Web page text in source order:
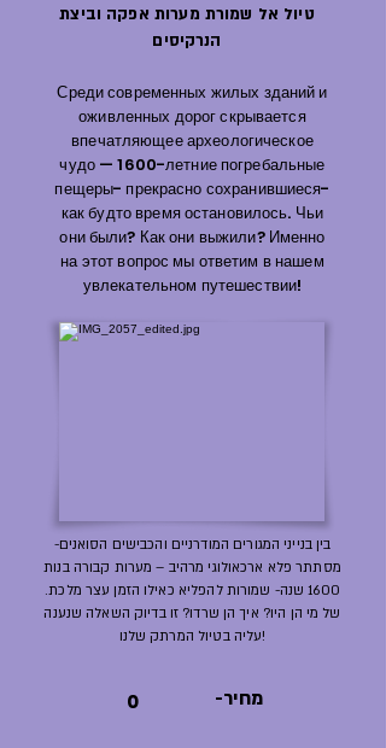
טיול אל שמורת מערות אפקה וביצת
הנרקיסים
Среди современных жилых зданий и
оживленных дорог скрывается
впечатляющее археологическое
чудо — 1600-летние погребальные
пещеры- прекрасно сохранившиеся-
как будто время остановилось. Чьи
они были? Как они выжили? Именно
на этот вопрос мы ответим в нашем
увлекательном путешествии!
בין בנייני המגורים המודרניים והכבישים הסואנים-
מסתתר פלא ארכאולוגי מרהיב – מערות קבורה בנות
1600 שנה- שמורות להפליא כאילו הזמן עצר מלכת.
של מי הן היו? איך הן שרדו? זו בדיוק השאלה שנענה
עליה בטיול המרתק שלנו!
0 -מחיר